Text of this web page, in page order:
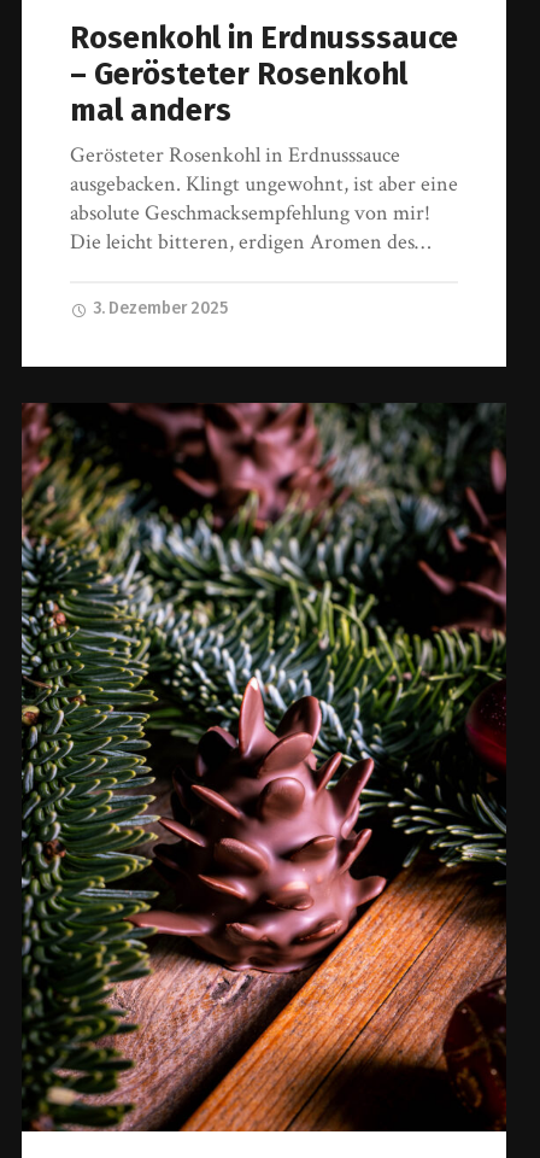
Rosenkohl in Erdnusssauce
– Gerösteter Rosenkohl
mal anders
Gerösteter Rosenkohl in Erdnusssauce
ausgebacken. Klingt ungewohnt, ist aber eine
absolute Geschmacksempfehlung von mir!
Die leicht bitteren, erdigen Aromen des…
3. Dezember 2025